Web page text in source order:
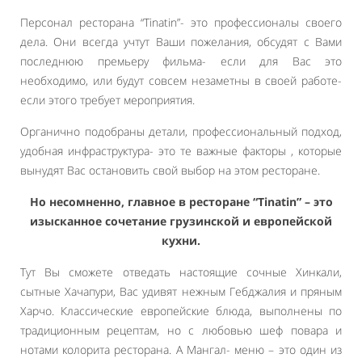
Персонал ресторана “Tinatin”- это профессионалы своего
дела. Они всегда учтут Ваши пожелания, обсудят с Вами
последнюю премьеру фильма- если для Вас это
необходимо, или будут совсем незаметны в своей работе-
если этого требует мероприятия.
Органично подобраны детали, профессиональный подход,
удобная инфраструктура- это те важные факторы , которые
вынудят Вас остановить свой выбор на этом ресторане.
Но несомненно, главное в ресторане “Tinatin” – это
изысканное сочетание грузинской и европейской
кухни.
Тут Вы сможете отведать настоящие сочные Хинкали,
сытные Хачапури, Вас удивят нежным Гебджалия и пряным
Харчо. Классические европейские блюда, выполнены по
традиционным рецептам, но с любовью шеф повара и
нотами колорита ресторана. А Мангал- меню – это один из